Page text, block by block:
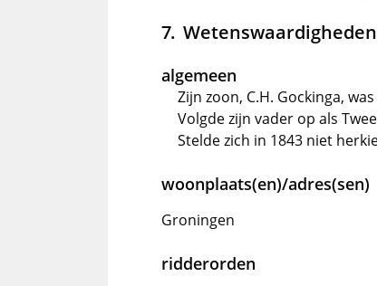
Wetenswaardigheden
algemeen
Zijn zoon, C.H. Gockinga,
Volgde zijn vader op als
Stelde zich in 1843 niet
woonplaats(en)/adres(sen)
Groningen
ridderorden